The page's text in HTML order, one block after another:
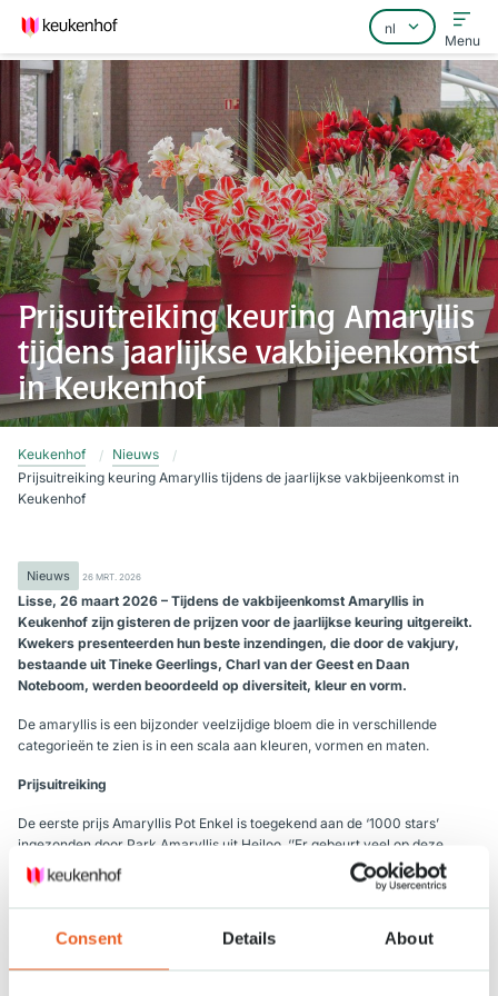
Consent Details About
Home
Veelgestelde vragen
Contact
Menu
Prijsuitreiking keuring Amaryllis
tijdens jaarlijkse vakbijeenkomst
in Keukenhof
Keukenhof
Nieuws
Prijsuitreiking keuring Amaryllis tijdens de jaarlijkse vakbijeenkomst in
Keukenhof
Nieuws 26 MRT. 2026
Lisse, 26 maart 2026 – Tijdens de vakbijeenkomst Amaryllis in
Keukenhof zijn gisteren de prijzen voor de jaarlijkse keuring uitgereikt.
Kwekers presenteerden hun beste inzendingen, die door de vakjury,
bestaande uit Tineke Geerlings, Charl van der Geest en Daan
Noteboom, werden beoordeeld op diversiteit, kleur en vorm.
De amaryllis is een bijzonder veelzijdige bloem die in verschillende
categorieën te zien is in een scala aan kleuren, vormen en maten.
Prijsuitreiking
De eerste prijs Amaryllis Pot Enkel is toegekend aan de ‘1000 stars’
ingezonden door Park Amaryllis uit Heiloo. ‘’Er gebeurt veel op deze
bloem, waardoor je ernaar blijft kijken’’, aldus de vakjury.
De eerste prijs Amaryllis Pot Dubbel werd gewonnen door amaryllis
powerhouse van een bloem, mede door de manier waarop de bloem
wordt gedragen door het blad.